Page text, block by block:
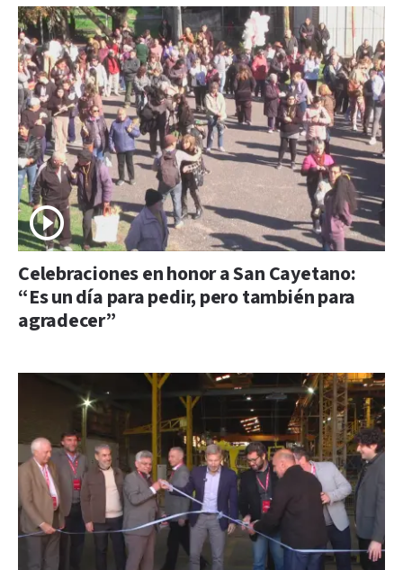
Celebraciones en honor a San Cayetano:
“Es un día para pedir, pero también para
agradecer”